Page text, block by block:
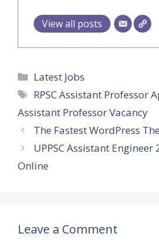
View all posts
Categories
Latest Jobs
Tags
RPSC Assistant Professor
Assistant Professor Vacancy
The Fastest WordPress
UPPSC Assistant Engineer
Online
Leave a Comment